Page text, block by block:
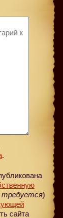
.
требуется)
сайта